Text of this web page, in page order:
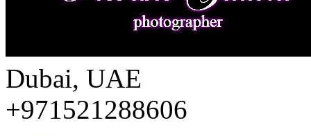
Dubai, UAE
+971521288606